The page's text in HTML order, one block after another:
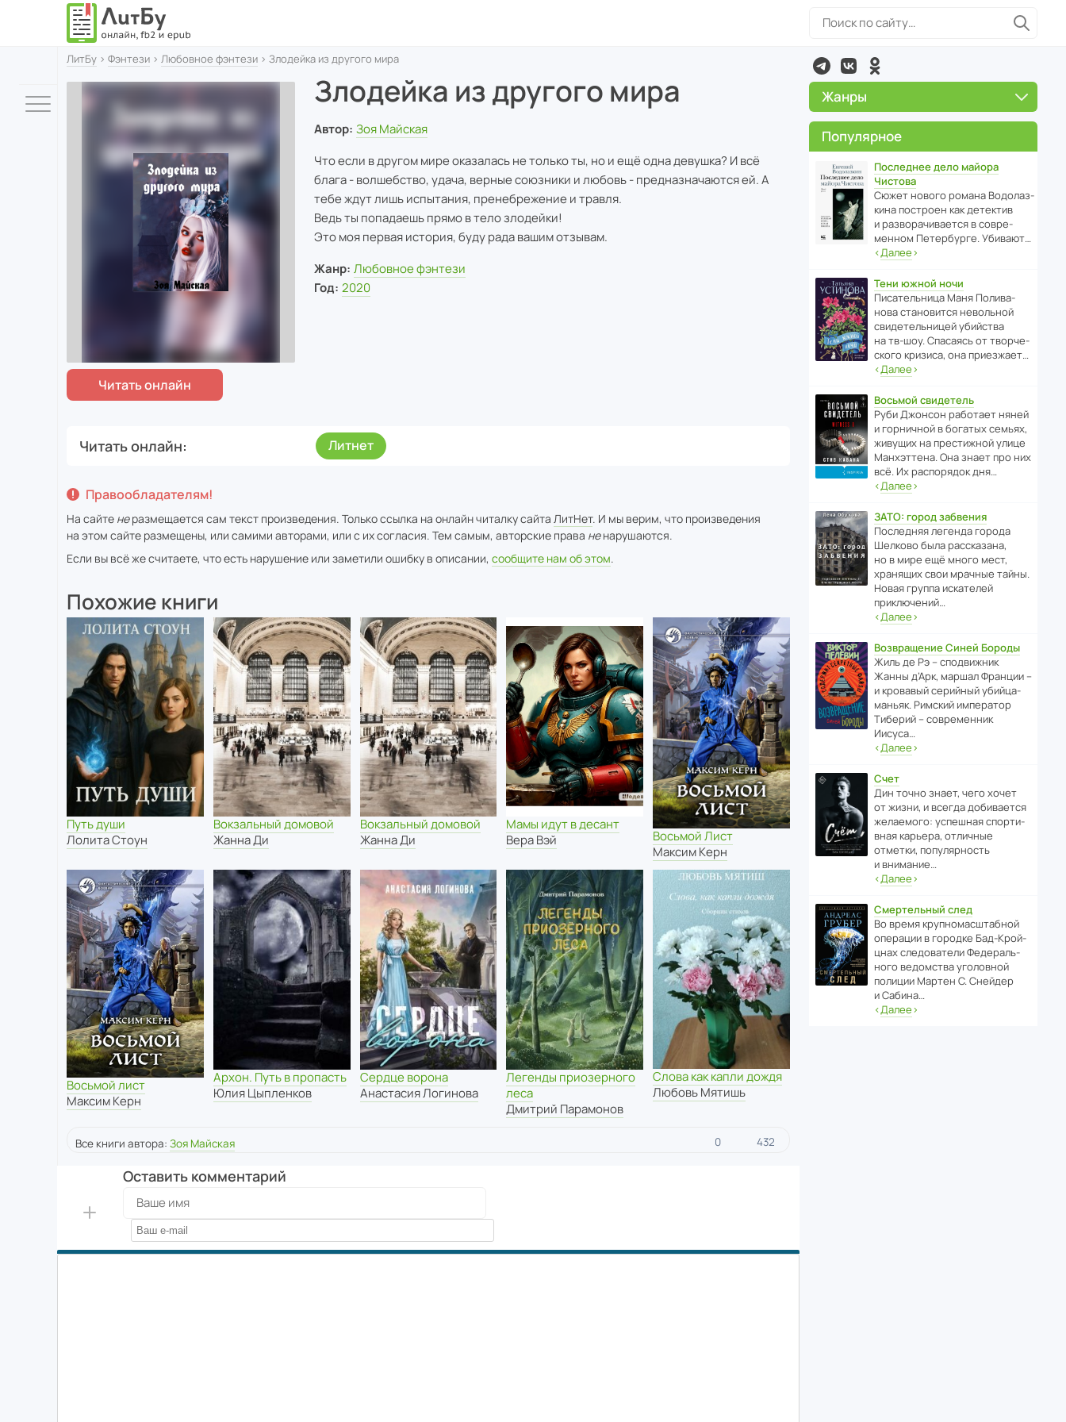
ЛитБу › Фэнтези › Любовное фэнтези › Злодейка из другого мира
Злодейка из другого мира
Автор: Зоя Майская
Что если в другом мире оказалась не только ты, но и ещё одна девушка? И всё
блага - волшебство, удача, верные союзники и любовь - предназначаются ей. А
тебе ждут лишь испытания, пренебрежение и травля.
Ведь ты попадаешь прямо в тело злодейки!
Это моя первая история, буду рада вашим отзывам.
Жанр: Любовное фэнтези
Год: 2020
Читать онлайн Литнет
Правообладателям!
На сайте неразмещается сам текст произведения. Только ссылка на онлайн читалку сайта ЛитНет. И мы верим, что произведения
на этом сайте размещены, или самими авторами, или с их согласия. Тем самым, авторские права ненарушаются.
Если вы всё же считаете, что есть нарушение или заметили ошибку в описании, сообщите нам об этом.
Похожие книги
Путь души
Лолита Стоун
Вокзальный домовой
Жанна Ди
Вокзальный домовой
Жанна Ди
Мамы идут в десант
Вера Вэй
Восьмой Лист
Максим Керн
Восьмой лист
Максим Керн
Архон. Путь в пропасть
Юлия Цыпленков
Сердце ворона
Анастасия Логинова
Легенды приозерного
леса
Дмитрий Парамонов
Слова как капли дождя
Любовь Мятишь
Все книги автора: Зоя Майская 0 432
Оставить комментарий
Жанры
Популярное
Последнее дело майора
Чистова
Сюжет нового романа Водо­ла­з­
кина пост­роен как дете­ктив
и разво­ра­чи­ва­ется в совре­
менном Пете­р­бурге. Убивают…
‹Далее›
Тени южной ночи
Писа­тель­ница Маня Поли­ва­
нова стано­вится невольной
свиде­тель­ницей убийства
на тв-шоу. Спасаясь от твор­че­
с­кого кризиса, она приезжает…
‹Далее›
Восьмой свидетель
Руби Джонсон рабо­тает няней
и горни­чной в богатых семьях,
живущих на прес­ти­жной улице
Манх­эт­тена. Она знает про них
всё. Их распо­рядок дня…
‹Далее›
ЗАТО: город забвения
После­дняя легенда города
Шелково была расска­зана,
но в мире ещё много мест,
хранящих свои мрачные тайны.
Новая группа иска­телей
приключений…
‹Далее›
Возвращение Синей Бороды
Жиль де Рэ – спод­ви­жник
Жанны д’Арк, маршал Франции –
и кровавый серийный убийца-
маньяк. Римский импе­ратор
Тиберий – совре­менник
Иисуса…
‹Далее›
Счет
Дин точно знает, чего хочет
от жизни, и всегда доби­ва­ется
жела­е­мого: успе­шная спор­ти­
вная карьера, отли­чные
отметки, попу­ля­р­ность
и внимание…
‹Далее›
Смертельный след
Во время круп­но­мас­ш­та­бной
операции в городке Бад‑Крой­
цнах следо­ва­тели Феде­раль­
ного ведомства уголо­вной
полиции Мартен С. Снейдер
и Сабина…
‹Далее›